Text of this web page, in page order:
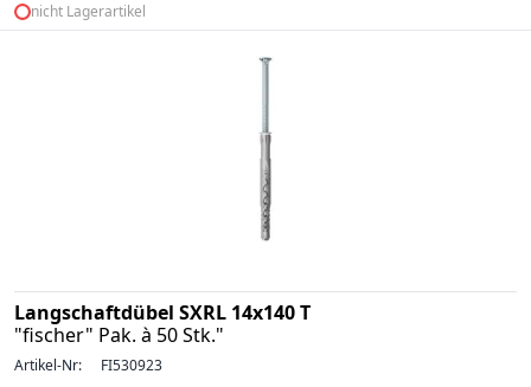
nicht Lagerartikel
Langschaftdübel SXRL 14x140 T
"fischer" Pak. à 50 Stk."
Artikel-Nr: FI530923